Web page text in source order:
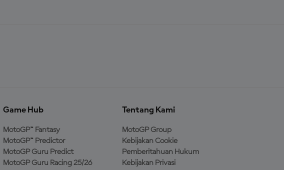
Game Hub
MotoGP™ Fantasy
MotoGP™ Predictor
MotoGP Guru Predict
MotoGP Guru Racing 25/26
Tentang Kami
MotoGP Group
Kebijakan Cookie
Pemberitahuan Hukum
Kebijakan Privasi